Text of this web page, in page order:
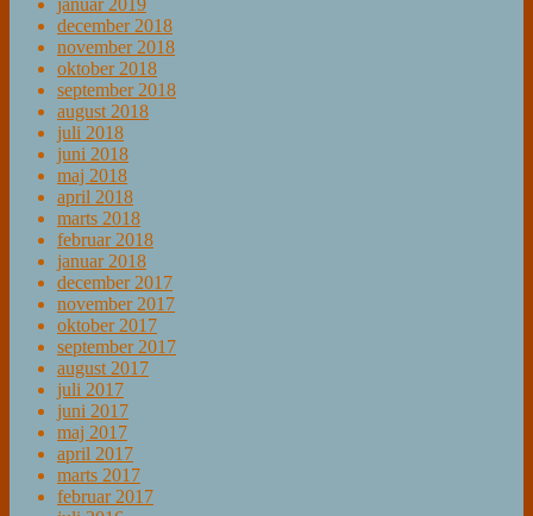
december 2018
november 2018
oktober 2018
september 2018
august 2018
juli 2018
juni 2018
maj 2018
april 2018
marts 2018
februar 2018
januar 2018
december 2017
november 2017
oktober 2017
september 2017
august 2017
juli 2017
juni 2017
maj 2017
april 2017
marts 2017
februar 2017